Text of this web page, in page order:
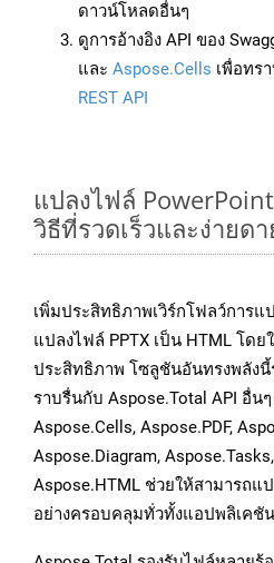
ดาวน์โหลดอื่นๆ
ดูการอ้างอิง API ของ
และ Aspose.Cells เพื่อทร
REST API
แปลงไฟล์
วิธีที่รวดเร็วและง่ายดา
เพิ่มประสิทธิภาพเวิร์กโฟลว์การ
แปลงไฟล์ PPTX เป็น HTML โดย
ประสิทธิภาพ โซลูชันอันทรงพลังนี้
ราบรื่นกับ Aspose.Total API อื่น
Aspose.Cells, Aspose.PDF,
Aspose.Diagram,
Aspose.HTML ช่วยให้สามารถ
อย่างครอบคลุมทั่วทั้งแอปพลิเคชั